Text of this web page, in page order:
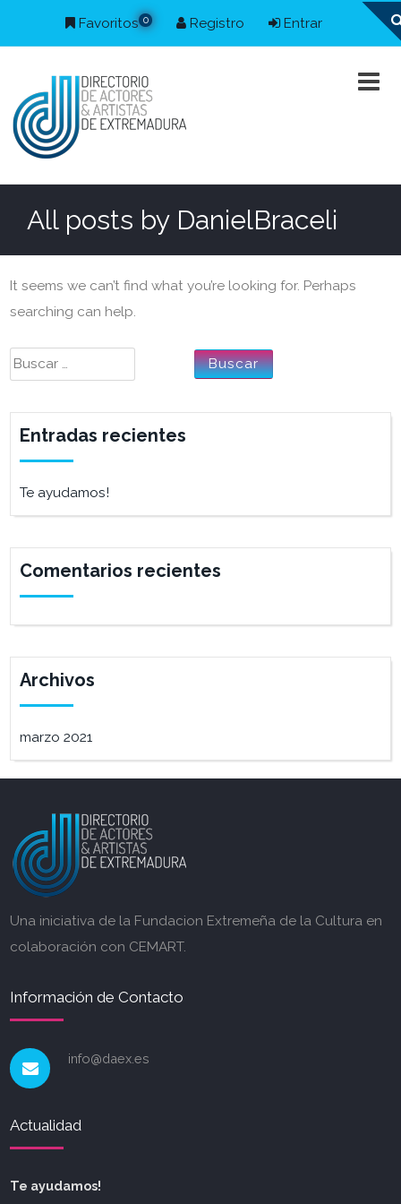
Favoritos 0 Registro Entrar
All posts by DanielBraceli
It seems we can’t find what you’re looking for. Perhaps
searching can help.
Buscar:
Entradas recientes
Te ayudamos!
Comentarios recientes
Archivos
marzo 2021
Una iniciativa de la Fundacion Extremeña de la Cultura en
colaboración con CEMART.
Información de Contacto
info@daex.es
Actualidad
Te ayudamos!